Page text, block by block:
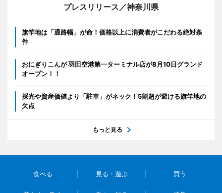
プレスリリース／神奈川県
旗竿地は「通路幅」が命！価格以上に消費者がこだわる絶対条
件
おにぎりこんが 羽田空港第一ターミナル店が8月10日グランド
オープン！！
採光や資産価値より「駐車」がネック！5割超が避ける旗竿地の
欠点
もっと見る
食べる 見る・遊ぶ 買う